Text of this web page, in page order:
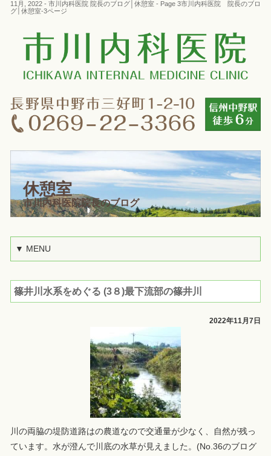
11月, 2022 - 市川内科医院 院長のブログ│休憩室 - Page 3市川内科医院 院長のブロ
グ│休憩室-3ページ
休憩室
市川内科医院院長のブログ
▼ MENU
篠井川水系をめぐる (3８)最下流部の篠井川
2022年11月7日
川の両脇の堤防道路はの農道なので交通量が少なく、自然が残っ
ています。水が澄んで川底の水草が見えました。(No.36のブログ